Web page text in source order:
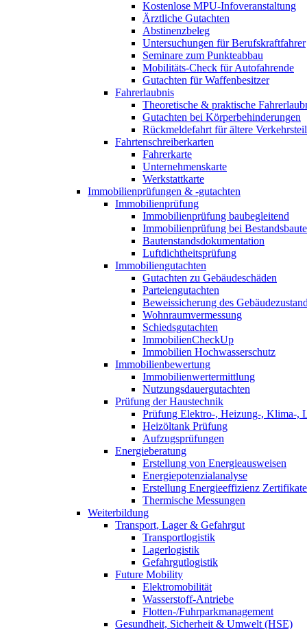
Kostenlose MPU-Infoveranstaltung
Ärztliche Gutachten
Abstinenzbeleg
Untersuchungen für Berufskraftfahrer
Seminare zum Punkteabbau
Mobilitäts-Check für Autofahrende
Gutachten für Waffenbesitzer
Fahrerlaubnis
Theoretische & praktische
Gutachten bei Körperbehinderungen
Rückmeldefahrt für ältere
Fahrtenschreiberkarten
Fahrerkarte
Unternehmenskarte
Werkstattkarte
Immobilienprüfungen & -gutachten
Immobilienprüfung
Immobilienprüfung baubegleitend
Immobilienprüfung bei
Bautenstandsdokumentation
Luftdichtheitsprüfung
Immobiliengutachten
Gutachten zu Gebäudeschäden
Parteiengutachten
Beweissicherung des
Wohnraumvermessung
Schiedsgutachten
ImmobilienCheckUp
Immobilien Hochwasserschutz
Immobilienbewertung
Immobilienwertermittlung
Nutzungsdauergutachten
Prüfung der Haustechnik
Prüfung Elektro-, Heizung-, Klima-,
Heizöltank Prüfung
Aufzugsprüfungen
Energieberatung
Erstellung von Energieausweisen
Energiepotenzialanalyse
Erstellung Energieeffizienz Zertifikate
Thermische Messungen
Weiterbildung
Transport, Lager & Gefahrgut
Transportlogistik
Lagerlogistik
Gefahrgutlogistik
Future Mobility
Elektromobilität
Wasserstoff-Antriebe
Flotten-/Fuhrparkmanagement
Gesundheit, Sicherheit & Umwelt (HSE)